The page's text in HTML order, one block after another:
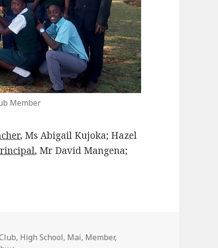
Member
, Ms Abigail Kujoka; Hazel
, Mr David Mangena;
, High School, Mai, Member,